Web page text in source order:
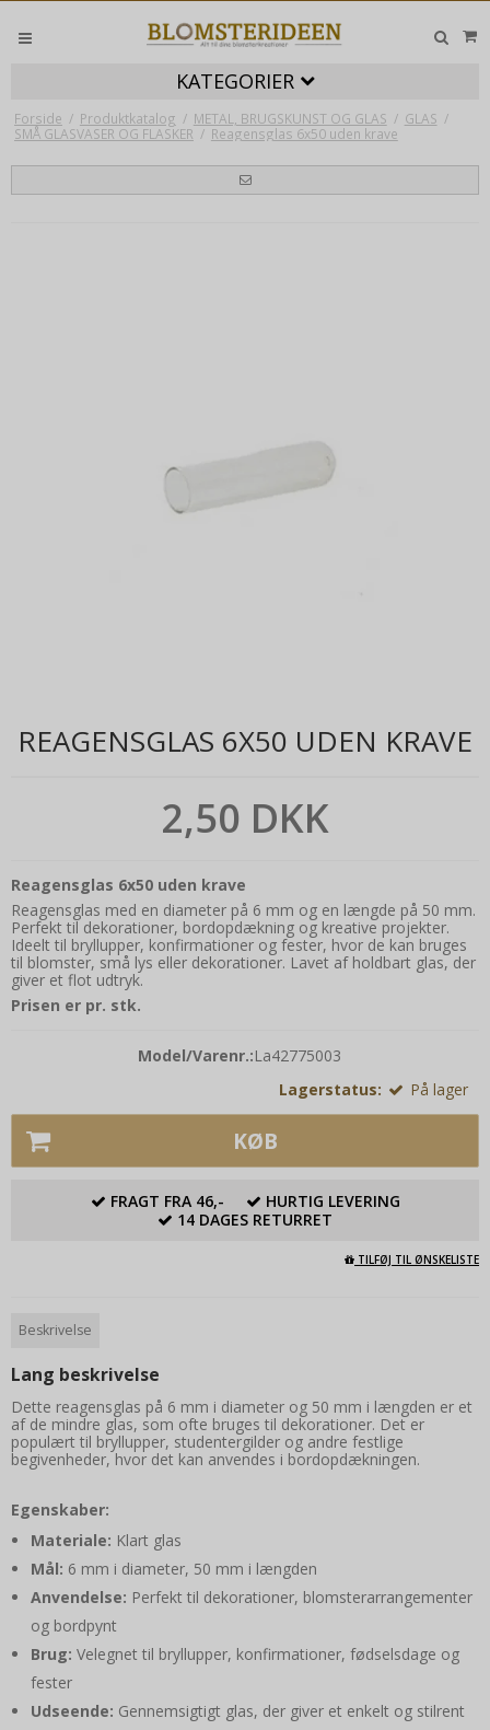
KATEGORIER
Forside / Produktkatalog / METAL, BRUGSKUNST OG GLAS / GLAS /
SMÅ GLASVASER OG FLASKER / Reagensglas 6x50 uden krave
REAGENSGLAS 6X50 UDEN KRAVE
2,50 DKK
Reagensglas 6x50 uden krave
Reagensglas med en diameter på 6 mm og en længde på 50 mm.
Perfekt til dekorationer, bordopdækning og kreative projekter.
Ideelt til bryllupper, konfirmationer og fester, hvor de kan bruges
til blomster, små lys eller dekorationer. Lavet af holdbart glas, der
giver et flot udtryk.
Prisen er pr. stk.
Model/Varenr.:La42775003
Lagerstatus:
På lager
KØB
FRAGT FRA 46,-
HURTIG LEVERING
14 DAGES RETURRET
TILFØJ TIL ØNSKELISTE
Beskrivelse
Lang beskrivelse
Dette reagensglas på 6 mm i diameter og 50 mm i længden er et
af de mindre glas, som ofte bruges til dekorationer. Det er
populært til bryllupper, studentergilder og andre festlige
begivenheder, hvor det kan anvendes i bordopdækningen.
Egenskaber:
Materiale: Klart glas
Mål: 6 mm i diameter, 50 mm i længden
Anvendelse: Perfekt til dekorationer, blomsterarrangementer
og bordpynt
Brug: Velegnet til bryllupper, konfirmationer, fødselsdage og
fester
Udseende: Gennemsigtigt glas, der giver et enkelt og stilrent